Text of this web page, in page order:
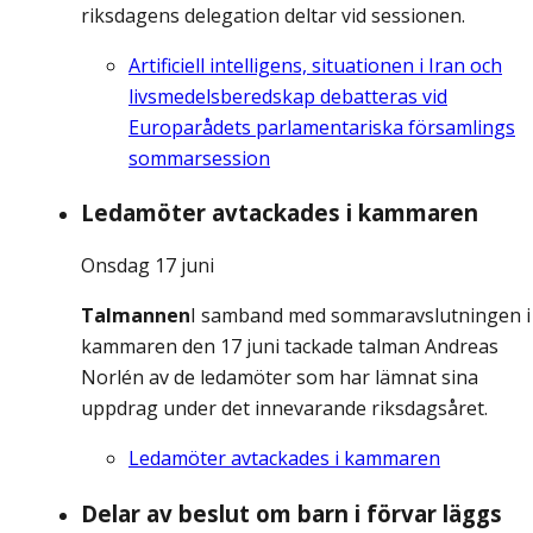
riksdagens delegation deltar vid sessionen.
Artificiell intelligens, situationen i Iran och
livsmedelsberedskap debatteras vid
Europarådets parlamentariska församlings
sommarsession
Ledamöter avtackades i kammaren
Onsdag 17 juni
TalmannenI samband med sommaravslutningen i
kammaren den 17 juni tackade talman Andreas
Norlén av de ledamöter som har lämnat sina
uppdrag under det innevarande riksdagsåret.
Ledamöter avtackades i kammaren
Delar av beslut om barn i förvar läggs